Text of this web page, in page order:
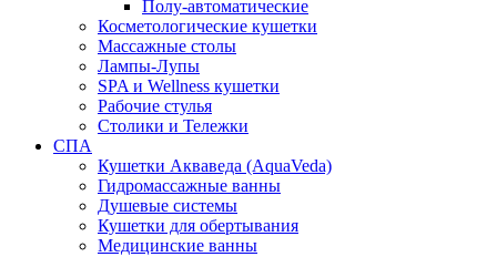
Полу-автоматические
Косметологические кушетки
Массажные столы
Лампы-Лупы
SPA и Wellness кушетки
Рабочие стулья
Столики и Тележки
СПА
Кушетки Акваведа (AquaVeda)
Гидромассажные ванны
Душевые системы
Кушетки для обертывания
Медицинские ванны